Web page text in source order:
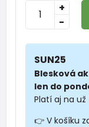
-
+
SUN25
Blesková
len do
Platí aj na
👉 V košíku